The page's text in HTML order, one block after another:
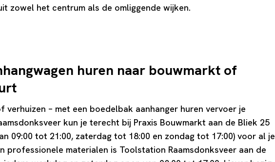
zowel het centrum als de omliggende wijken.
huren naar bouwmarkt of
verhuizen – met een boedelbak aanhanger huren vervoer je
kun je terecht bij Praxis Bouwmarkt aan de Bliek 25
09:00 tot 21:00, zaterdag tot 18:00 en zondag tot 17:00) voor al je
professionele materialen is Toolstation Raamsdonksveer aan de